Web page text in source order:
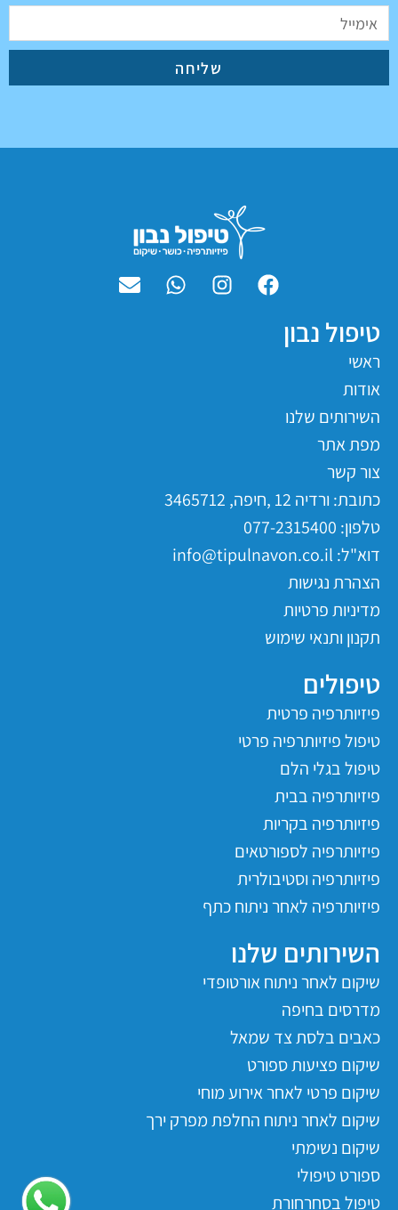
שליחה
טיפול נבון
ראשי
אודות
השירותים שלנו
מפת אתר
צור קשר
כתובת: ורדיה 12 ,חיפה, 3465712
טלפון: 077-2315400
דוא"ל: info@tipulnavon.co.il
הצהרת נגישות
מדיניות פרטיות
תקנון ותנאי שימוש
טיפולים
פיזיותרפיה פרטית
טיפול פיזיותרפיה פרטי
טיפול בגלי הלם
פיזיותרפיה בבית
פיזיותרפיה בקריות
פיזיותרפיה לספורטאים
פיזיותרפיה וסטיבולרית
פיזיותרפיה לאחר ניתוח כתף
השירותים שלנו
שיקום לאחר ניתוח אורטופדי
מדרסים בחיפה
כאבים בלסת צד שמאל
שיקום פציעות ספורט
שיקום פרטי לאחר אירוע מוחי
שיקום לאחר ניתוח החלפת מפרק ירך
שיקום נשימתי
ספורט טיפולי
טיפול בסחרחורת